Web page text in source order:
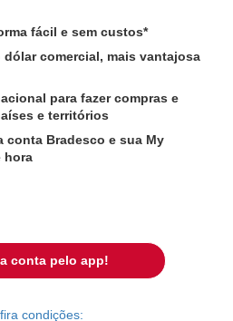
fácil e sem custos*
comercial, mais vantajosa
para fazer compras e
e territórios
conta Bradesco e sua My
hora
conta pelo app!
condições: